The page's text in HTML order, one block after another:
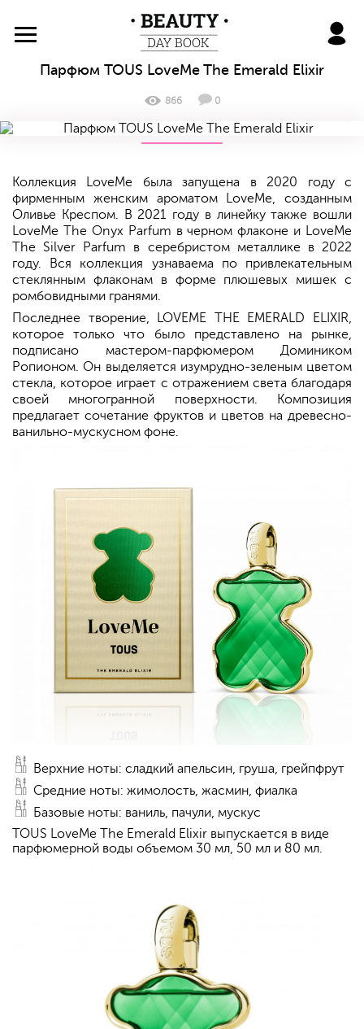
BeautyDayBook
Парфюм TOUS LoveMe The Emerald Elixir
866 0
Коллекция LoveMe была запущена в 2020 году с
фирменным женским ароматом LoveMe, созданным
Оливье Креспом. В 2021 году в линейку также вошли
LoveMe The Onyx Parfum в черном флаконе и LoveMe
The Silver Parfum в серебристом металлике в 2022
году. Вся коллекция узнаваема по привлекательным
стеклянным флаконам в форме плюшевых мишек с
ромбовидными гранями.
Последнее творение, LOVEME THE EMERALD ELIXIR,
которое только что было представлено на рынке,
подписано мастером-парфюмером Домиником
Ропионом. Он выделяется изумрудно-зеленым цветом
стекла, которое играет с отражением света благодаря
своей многогранной поверхности. Композиция
предлагает сочетание фруктов и цветов на древесно-
ванильно-мускусном фоне.
Верхние ноты: сладкий апельсин, груша, грейпфрут
Средние ноты: жимолость, жасмин, фиалка
Базовые ноты: ваниль, пачули, мускус
TOUS LoveMe The Emerald Elixir выпускается в виде
парфюмерной воды объемом 30 мл, 50 мл и 80 мл.